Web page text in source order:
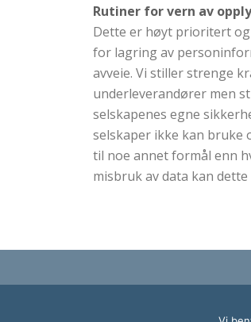
Rutiner for vern av
Dette er høyt prioritert
for lagring av
avveie. Vi stiller strenge
underleverandører men
selskapenes egne
selskaper ikke kan bruke
til noe annet formål enn
misbruk av data kan